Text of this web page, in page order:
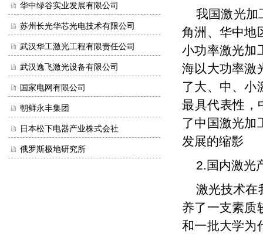
华中绿谷实业发展有限公司
苏州长光华芯光电技术有限公司
武汉华工激光工程有限责任公司
武汉逸飞激光设备有限公司
国家电网有限公司
朝鲜永丰集团
日本松下电器产业株式会社
俄罗斯极地研究所
我国激光加
角洲、华中地
小功率激光加
海以大功率激
了大、中、小
最具代表性，
了中国激光加
发展的缩影
2.国内激光
激光技术在
养了一支素质
和一批大学为